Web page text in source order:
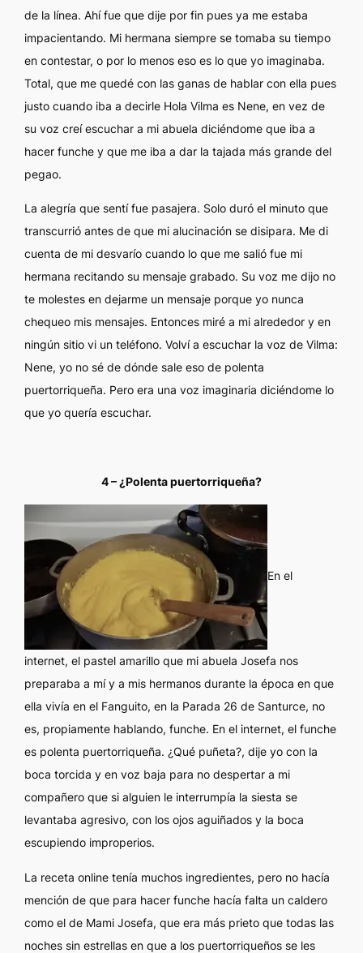
de la línea. Ahí fue que dije por fin pues ya me estaba
impacientando. Mi hermana siempre se tomaba su tiempo
en contestar, o por lo menos eso es lo que yo imaginaba.
Total, que me quedé con las ganas de hablar con ella pues
justo cuando iba a decirle Hola Vilma es Nene, en vez de
su voz creí escuchar a mi abuela diciéndome que iba a
hacer funche y que me iba a dar la tajada más grande del
pegao.
La alegría que sentí fue pasajera. Solo duró el minuto que
transcurrió antes de que mi alucinación se disipara. Me di
cuenta de mi desvarío cuando lo que me salió fue mi
hermana recitando su mensaje grabado. Su voz me dijo no
te molestes en dejarme un mensaje porque yo nunca
chequeo mis mensajes. Entonces miré a mi alrededor y en
ningún sitio vi un teléfono. Volví a escuchar la voz de Vilma:
Nene, yo no sé de dónde sale eso de polenta
puertorriqueña. Pero era una voz imaginaria diciéndome lo
que yo quería escuchar.
4 – ¿Polenta puertorriqueña?
En el
internet, el pastel amarillo que mi abuela Josefa nos
preparaba a mí y a mis hermanos durante la época en que
ella vivía en el Fanguito, en la Parada 26 de Santurce, no
es, propiamente hablando, funche. En el internet, el funche
es polenta puertorriqueña. ¿Qué puñeta?, dije yo con la
boca torcida y en voz baja para no despertar a mi
compañero que si alguien le interrumpía la siesta se
levantaba agresivo, con los ojos aguiñados y la boca
escupiendo improperios.
La recetaonline tenía muchos ingredientes, pero no hacía
mención de que para hacer funche hacía falta un caldero
como el de Mami Josefa, que era más prieto que todas las
noches sin estrellas en que a los puertorriqueños se les